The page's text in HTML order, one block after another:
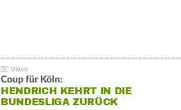
Coup für Köln:
HENDRICH KEHRT IN DIE
BUNDESLIGA ZURÜCK